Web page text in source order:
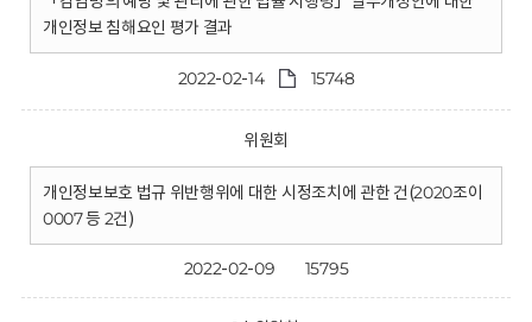
개인정보 침해요인 평가 결과
2022-02-14 15748
위원회
개인정보보호 법규 위반행위에 대한 시정조치에 관한 건(2020조이
0007 등 2건)
2022-02-09 15795